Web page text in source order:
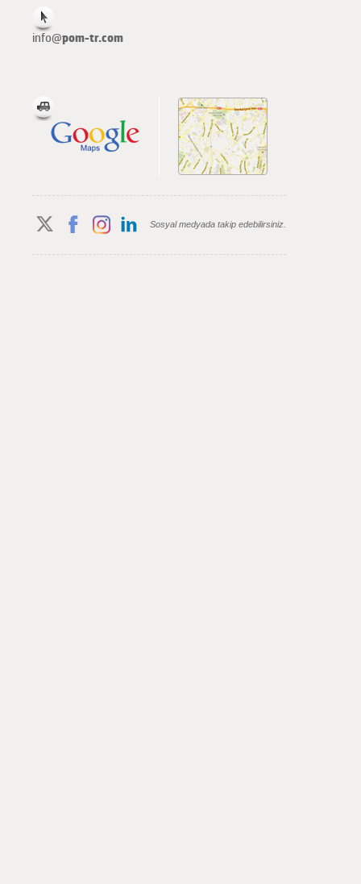
info@pom-tr.com
Sosyal medyada takip edebilirsiniz.